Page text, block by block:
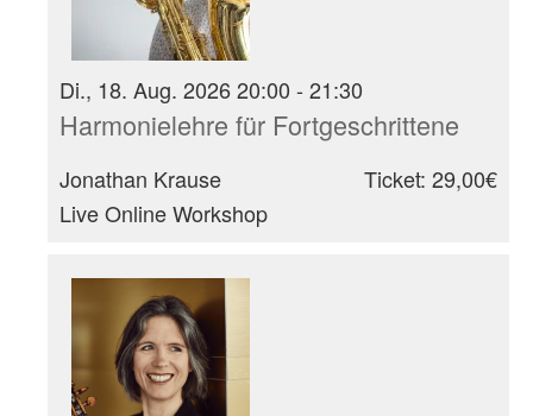
Di., 18. Aug. 2026 20:00 - 21:30
Harmonielehre für Fortgeschrittene
Jonathan Krause
Live Online Workshop
Ticket: 29,00€